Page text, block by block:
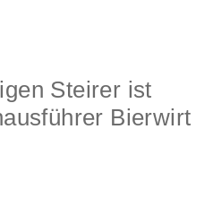
Steirer ist
Bierwirt